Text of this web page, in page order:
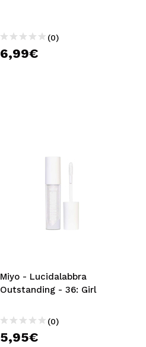
(0)
6,99€
Miyo - Lucidalabbra
Outstanding - 36: Girl
(0)
5,95€